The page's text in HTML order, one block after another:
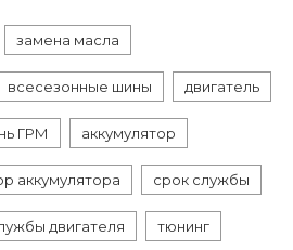
замена масла
всесезонные шины двигатель
ГРМ аккумулятор
аккумулятора срок службы
двигателя тюнинг